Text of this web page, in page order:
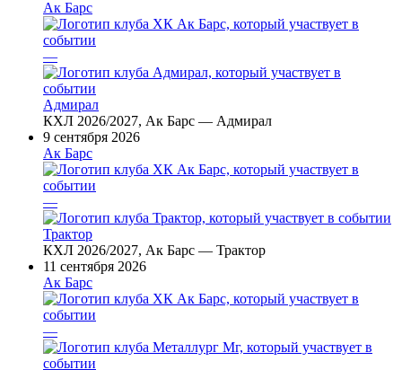
Ак Барс
—
Адмирал
КХЛ 2026/2027, Ак Барс — Адмирал
9 сентября 2026
Ак Барс
—
Трактор
КХЛ 2026/2027, Ак Барс — Трактор
11 сентября 2026
Ак Барс
—